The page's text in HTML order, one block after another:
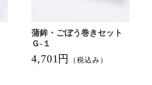
蒲鉾・ごぼう巻きセット
Ｇ-１
4,701円 （税込み）